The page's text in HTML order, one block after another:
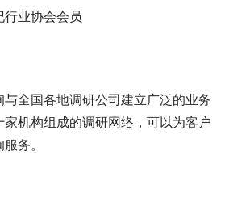
行业协会会员
全国各地调研公司建立广泛的业务
机构组成的调研网络，可以为客户
务。